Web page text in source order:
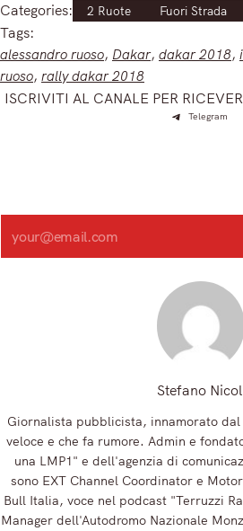
Categories: 2 Ruote Fuori Strada
Tags:
alessandro ruoso, Dakar, dakar 2018,
ruoso, rally dakar 2018
ISCRIVITI AL CANALE PER
Telegram
Search
Stefano
Giornalista pubblicista, innamorato
veloce e che fa rumore. Admin e
una LMP1" e dell'agenzia di
sono EXT Channel Coordinator e
Bull Italia, voce nel podcast "Terruzzi
Manager dell'Autodromo Nazionale